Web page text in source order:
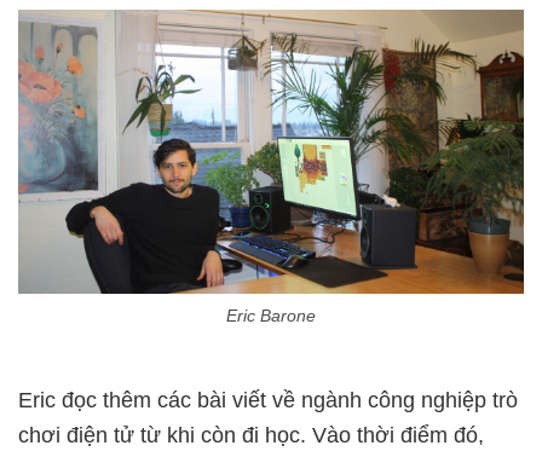
Eric Barone
Eric đọc thêm các bài viết về ngành công nghiệp trò
chơi điện tử từ khi còn đi học. Vào thời điểm đó,